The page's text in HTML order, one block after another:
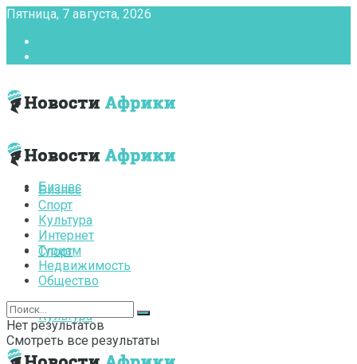
Пятница, 7 августа, 2026
Бизнес
Спорт
Культура
Бизнес
Спорт
Культура
Интернет
Туризм
Недвижимость
Общество
Нет результатов
Смотреть все результаты